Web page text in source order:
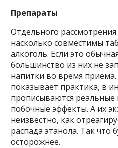
Препараты
Отдельного
насколько совместимы
алкоголь. Если это
большинство из них не
напитки во время
показывает практика, в
прописываются реальные
побочные эффекты. А их
неизвестно, как
распада этанола. Так что
осторожнее.